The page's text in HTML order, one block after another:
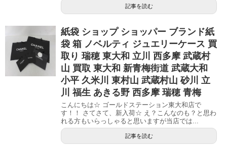
記事を読む
紙袋 ショップ ショッパー ブランド紙
袋 箱 ノベルティ ジュエリーケース 買
取り 瑞穂 東大和 立川 西多摩 武蔵村
山 買取 東大和 新青梅街道 武蔵大和
小平 久米川 東村山 武蔵村山 砂川 立
川 福生 あきる野 西多摩 瑞穂 青梅
こんにちは☆ ゴールドステーション東大和店で
す！！ さてさて、新入荷☆ え？こんなのも？と思わ
れる方もいらっしゃると思いますが当店では...
記事を読む